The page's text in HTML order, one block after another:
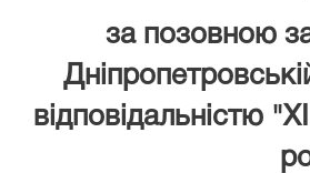
за позовною
відповідальністю